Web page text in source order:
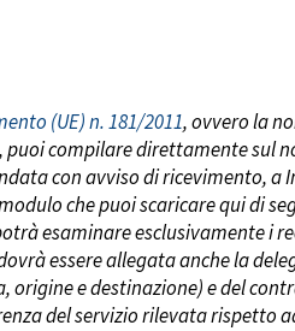
(UE) n. 181/2011, ovverola
,puoi compilaredirettamente sul
con avviso di ricevimento, a
che puoi scaricare qui di
esaminare esclusivamente i
essere allegata anche la
e destinazione) e del
del servizio rilevata